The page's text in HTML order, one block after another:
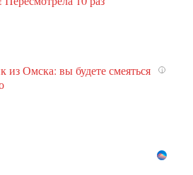
i
из Омска: вы будете смеяться